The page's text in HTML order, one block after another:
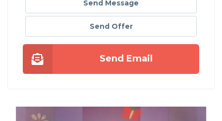
Send Message
Send Offer
Send Email